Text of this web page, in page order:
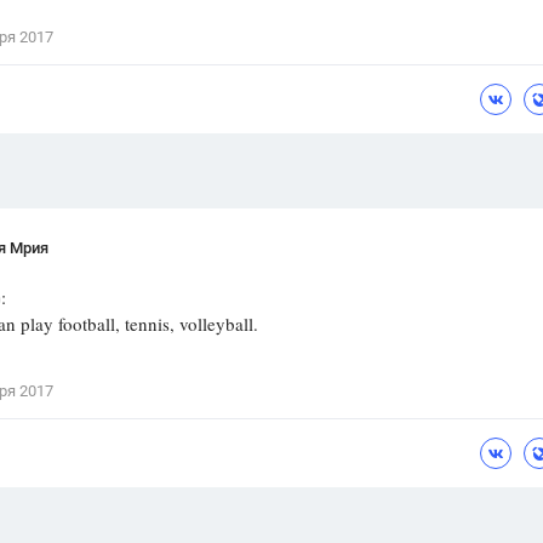
Красота,
2017
Мрия
play football, tennis, volleyball.
2017